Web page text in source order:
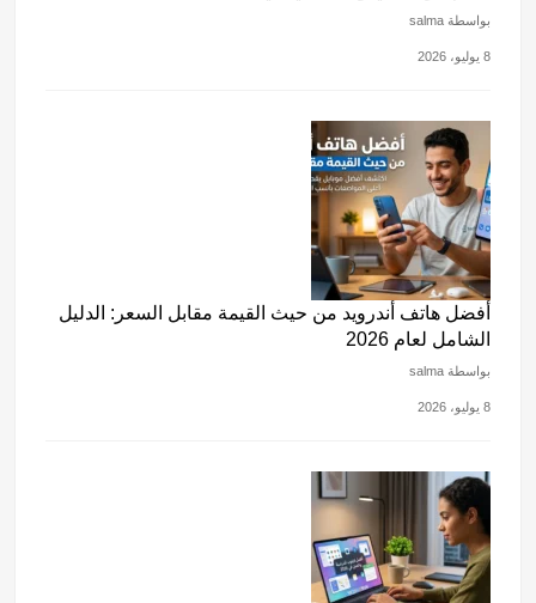
بواسطة salma
8 يوليو، 2026
أفضل هاتف أندرويد من حيث القيمة مقابل السعر: الدليل
الشامل لعام 2026
بواسطة salma
8 يوليو، 2026